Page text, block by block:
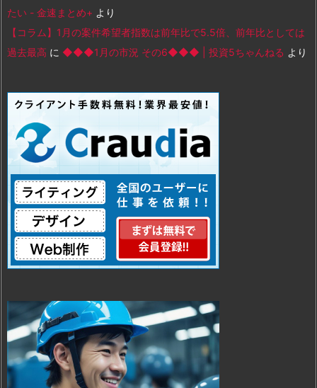
たい - 金速まとめ+ より
【コラム】1月の案件希望者指数は前年比で5.5倍、前年比としては
過去最高 に ◆◆◆1月の市況 その6◆◆◆ | 投資5ちゃんねる より